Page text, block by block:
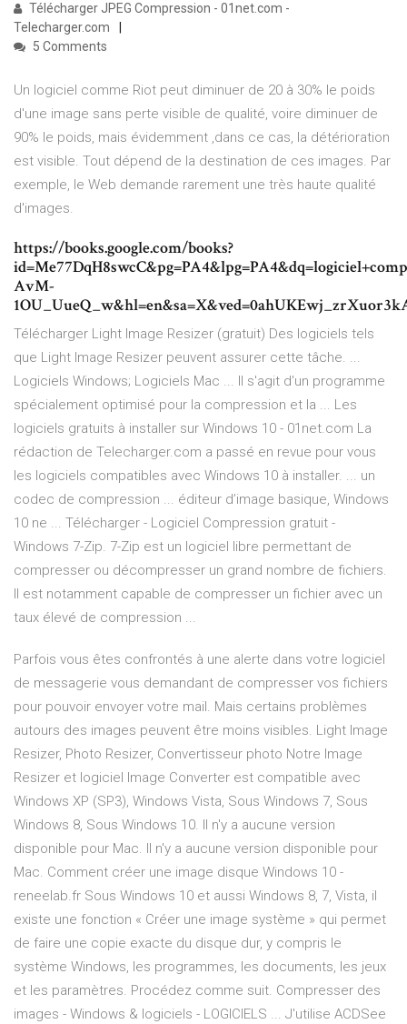
Télécharger JPEG Compression - 01net.com -
Telecharger.com
5 Comments
Un logiciel comme Riot peut diminuer de 20 à 30% le poids
d'une image sans perte visible de qualité, voire diminuer de
90% le poids, mais évidemment ,dans ce cas, la détérioration
est visible. Tout dépend de la destination de ces images. Par
exemple, le Web demande rarement une très haute qualité
d'images.
https://books.google.com/books?
AvM-
Télécharger Light Image Resizer (gratuit) Des logiciels tels
que Light Image Resizer peuvent assurer cette tâche. ...
Logiciels Windows; Logiciels Mac ... Il s'agit d'un programme
spécialement optimisé pour la compression et la ... Les
logiciels gratuits à installer sur Windows 10 - 01net.com La
rédaction de Telecharger.com a passé en revue pour vous
les logiciels compatibles avec Windows 10 à installer. ... un
codec de compression ... éditeur d’image basique, Windows
10 ne ... Télécharger - Logiciel Compression gratuit -
Windows 7-Zip. 7-Zip est un logiciel libre permettant de
compresser ou décompresser un grand nombre de fichiers.
Il est notamment capable de compresser un fichier avec un
taux élevé de compression ...
Parfois vous êtes confrontés à une alerte dans votre logiciel
de messagerie vous demandant de compresser vos fichiers
pour pouvoir envoyer votre mail. Mais certains problèmes
autours des images peuvent être moins visibles. Light Image
Resizer, Photo Resizer, Convertisseur photo Notre Image
Resizer et logiciel Image Converter est compatible avec
Windows XP (SP3), Windows Vista, Sous Windows 7, Sous
Windows 8, Sous Windows 10. Il n'y a aucune version
disponible pour Mac. Il n'y a aucune version disponible pour
Mac. Comment créer une image disque Windows 10 -
reneelab.fr Sous Windows 10 et aussi Windows 8, 7, Vista, il
existe une fonction « Créer une image système » qui permet
de faire une copie exacte du disque dur, y compris le
système Windows, les programmes, les documents, les jeux
et les paramètres. Procédez comme suit. Compresser des
images - Windows & logiciels - LOGICIELS ... J'utilise ACDSee